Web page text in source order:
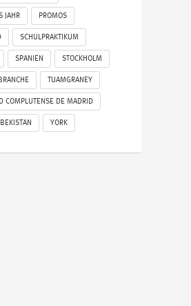
JAHR PROMOS
SCHULPRAKTIKUM
SPANIEN STOCKHOLM
TUAMGRANEY
COMPLUTENSE DE MADRID
YORK